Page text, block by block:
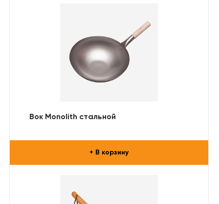
Вок Monolith стальной
+ В корзину